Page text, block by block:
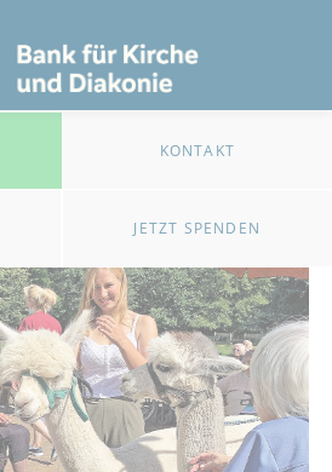
KONTAKT
JETZT SPENDEN